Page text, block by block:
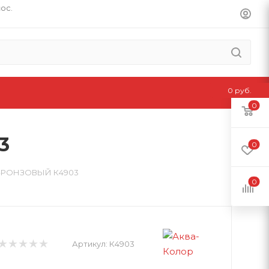
К4903
Артикул: К4903
0
0
0
0 руб.